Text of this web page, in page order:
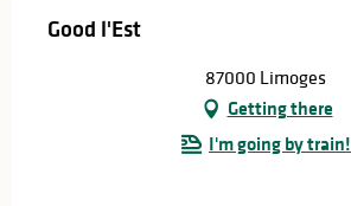
Good l'Est
87000 Limoges
Getting there
I'm going by train!